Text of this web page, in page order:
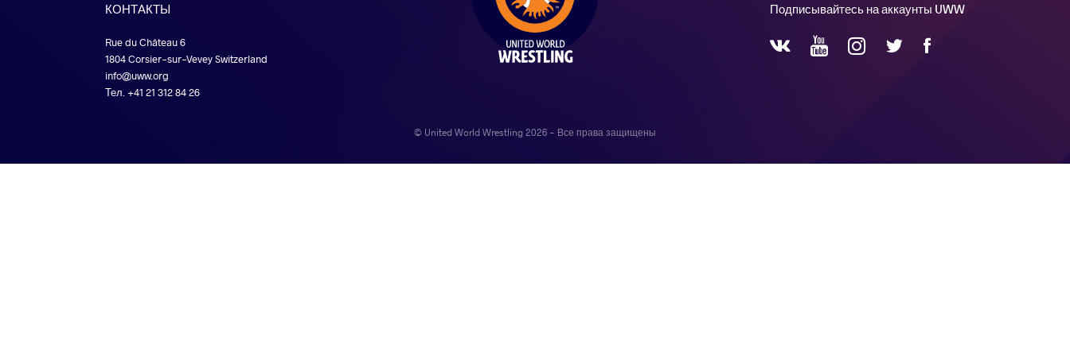
КОНТАКТЫ
Rue du Château 6
1804 Corsier-sur-Vevey Switzerland
info@uww.org
Тел. +41 21 312 84 26
Подписывайтесь на аккаунты UWW
VKontakte YouTubeInstagram
Twitter Facebook
© United World Wrestling 2026 - Все права защищены